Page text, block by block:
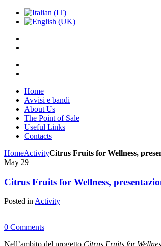
Home
Avvisi e bandi
About Us
The Point of Sale
Useful Links
Contacts
HomeActivityCitrus Fruits for Wellness,
May 29
Citrus Fruits for Wellness,
Posted inActivity
0 Comments